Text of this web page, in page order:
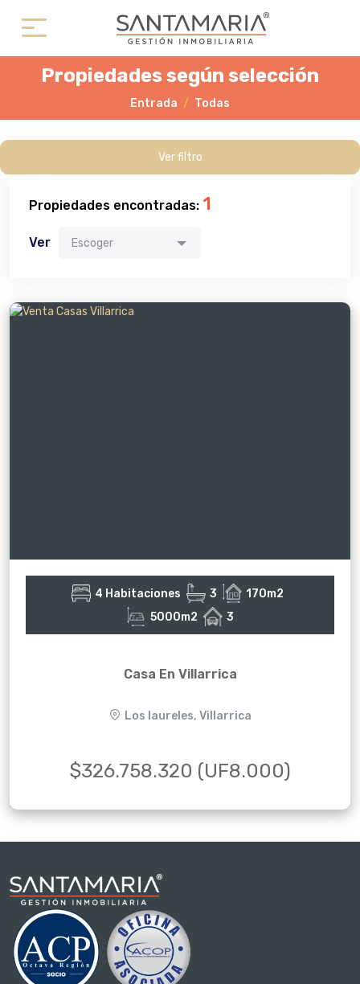
Propiedades según selección
Entrada Todas
Ver filtro
Propiedades encontradas: 1
Ver Escoger
4 Habitaciones 3
170m2
5000m2
3
Casa En Villarrica
Los laureles, Villarrica
$326.758.320 (UF8.000)